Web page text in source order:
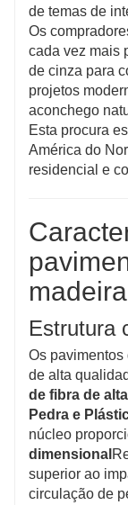
de temas de
Os
cada vez mais
de cinza para
projetos
aconchego
Esta procura
América do
residencial e
Estrutura
Os pavimentos
de alta
de fibra de
Pedra e
núcleo
dimensional
superior ao
circulação de